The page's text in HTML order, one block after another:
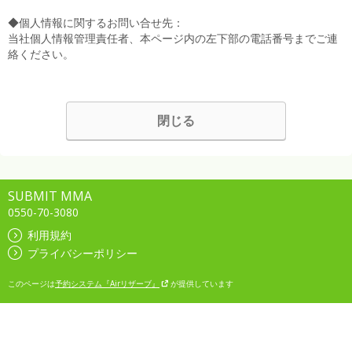
◆個人情報に関するお問い合せ先：
当社個人情報管理責任者、本ページ内の左下部の電話番号までご連
絡ください。
閉じる
SUBMIT MMA
0550-70-3080
利用規約
プライバシーポリシー
このページは予約システム『Airリザーブ』 が提供しています